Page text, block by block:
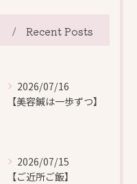
Recent Posts
2026/07/16
【美容鍼は一歩ずつ】
2026/07/15
【ご近所ご飯】